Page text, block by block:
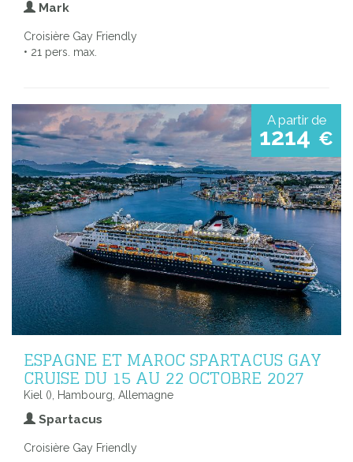
Mark
Croisière Gay Friendly
• 21 pers. max.
A partir de
1214 €
ESPAGNE ET MAROC SPARTACUS GAY
CRUISE DU 15 AU 22 OCTOBRE 2027
Kiel (), Hambourg, Allemagne
Spartacus
Croisière Gay Friendly